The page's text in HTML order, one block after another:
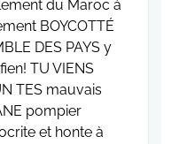
du Maroc à
BOYCOTTÉ
DES PAYS y
TU VIENS
TES mauvais
pompier
et honte à